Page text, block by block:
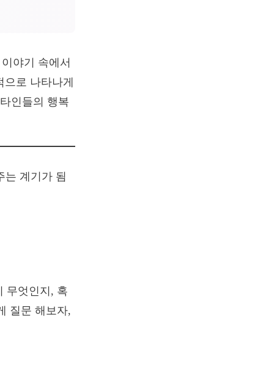
야기 속에서
로 나타나게
인들의 행복
무엇인지, 혹
질문 해보자,